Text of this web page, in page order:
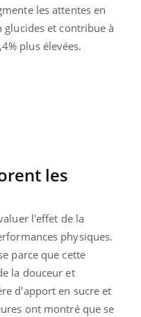
les attentes en
et contribue à
plus élevées.
les
l'effet de la
physiques.
parce que cette
la douceur et
d'apport en sucre et
ont montré que se